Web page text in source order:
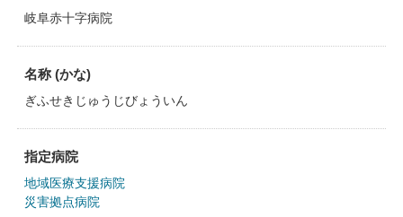
岐阜赤十字病院
名称 (かな)
ぎふせきじゅうじびょういん
指定病院
地域医療支援病院
災害拠点病院